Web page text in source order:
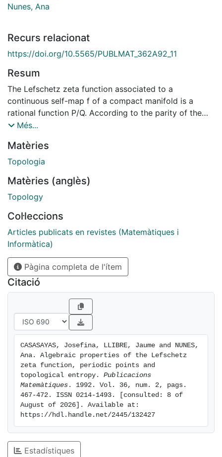
Nunes, Ana
Recurs relacionat
https://doi.org/10.5565/PUBLMAT_362A92_11
Resum
The Lefschetz zeta function associated to a
continuous self-map f of a compact manifold is a
rational function P/Q. According to the parity of the
degrees of the polinomials P and Q, we analize when
topological entropy is positive.
Més...
Matèries
Topologia
Matèries (anglès)
Topology
Col·leccions
Articles publicats en revistes (Matemàtiques i
Informàtica)
Pàgina completa de l'ítem
Citació
CASASAYAS, Josefina, LLIBRE, Jaume and NUNES,
Ana. Algebraic properties of the Lefschetz
zeta function, periodic points and
topological entropy. Publicacions
Matemàtiques . 1992. Vol. 36, num. 2, pags.
467-472. ISSN 0214-1493. [consulted: 8 of
August of 2026]. Available at:
https://hdl.handle.net/2445/132427
Estadístiques